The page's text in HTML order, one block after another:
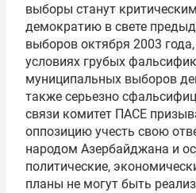
выборы станут
демократию в свете
выборов октября 2003
условиях грубых
муниципальных выборов
также серьезно
связи комитет ПАСЕ
оппозицию учесть свою
народом Азербайджана и
политические,
планы не могут быть